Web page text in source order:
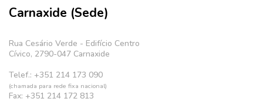
Carnaxide (Sede)
Rua Cesário Verde - Edifício Centro
Cívico, 2790-047 Carnaxide
Telef.: +351 214 173 090
(chamada para rede fixa nacional)
Fax: +351 214 172 813